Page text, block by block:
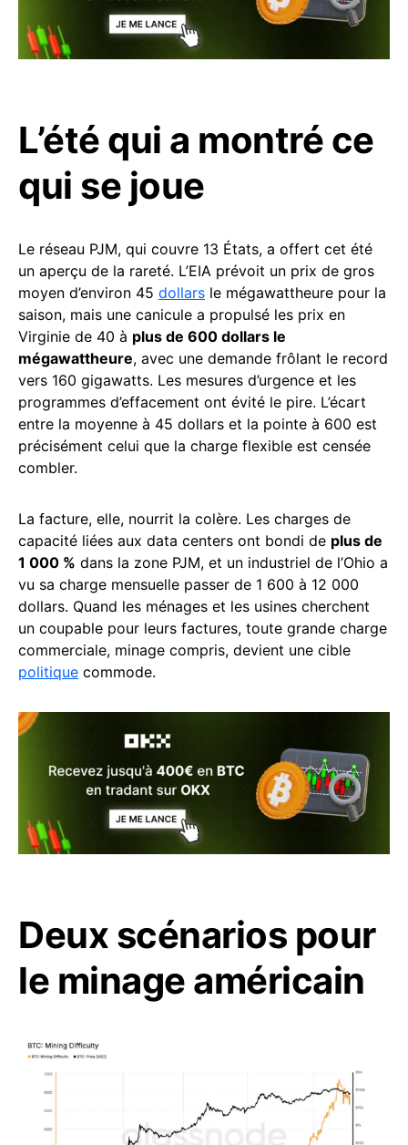
L’été qui a montré ce
qui se joue
Le réseau PJM, qui couvre 13 États, a offert cet été
un aperçu de la rareté. L’EIA prévoit un prix de gros
moyen d’environ 45 dollars le mégawattheure pour la
saison, mais une canicule a propulsé les prix en
Virginie de 40 à plus de 600 dollars le
mégawattheure, avec une demande frôlant le record
vers 160 gigawatts. Les mesures d’urgence et les
programmes d’effacement ont évité le pire. L’écart
entre la moyenne à 45 dollars et la pointe à 600 est
précisément celui que la charge flexible est censée
combler.
La facture, elle, nourrit la colère. Les charges de
capacité liées aux data centers ont bondi de plus de
1 000 % dans la zone PJM, et un industriel de l’Ohio a
vu sa charge mensuelle passer de 1 600 à 12 000
dollars. Quand les ménages et les usines cherchent
un coupable pour leurs factures, toute grande charge
commerciale, minage compris, devient une cible
politique commode.
Deux scénarios pour
le minage américain